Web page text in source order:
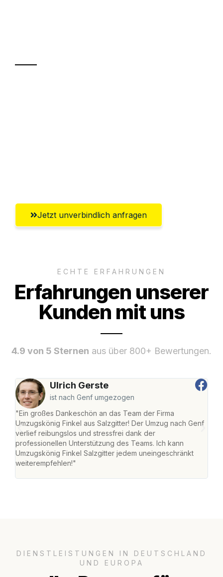
Jetzt unverbindlich anfragen
ECHTE ERFAHRUNGEN
Erfahrungen unserer
Kunden mit uns
4.9 von 5 Sternen aus über 800+ Bewertungen.
Ulrich Gerste
ist nach Genf umgezogen
"Ein großes Dankeschön an das Team der Firma
Umzugskönig Finkel aus Salzgitter! Der Umzug nach Genf
verlief reibungslos und stressfrei dank der
professionellen Unterstützung des Teams. Ich kann
Umzugskönig Finkel Salzgitter jedem uneingeschränkt
weiterempfehlen!"
DIENSTLEISTUNGEN IN DEUTSCHLAND
UND EUROPA